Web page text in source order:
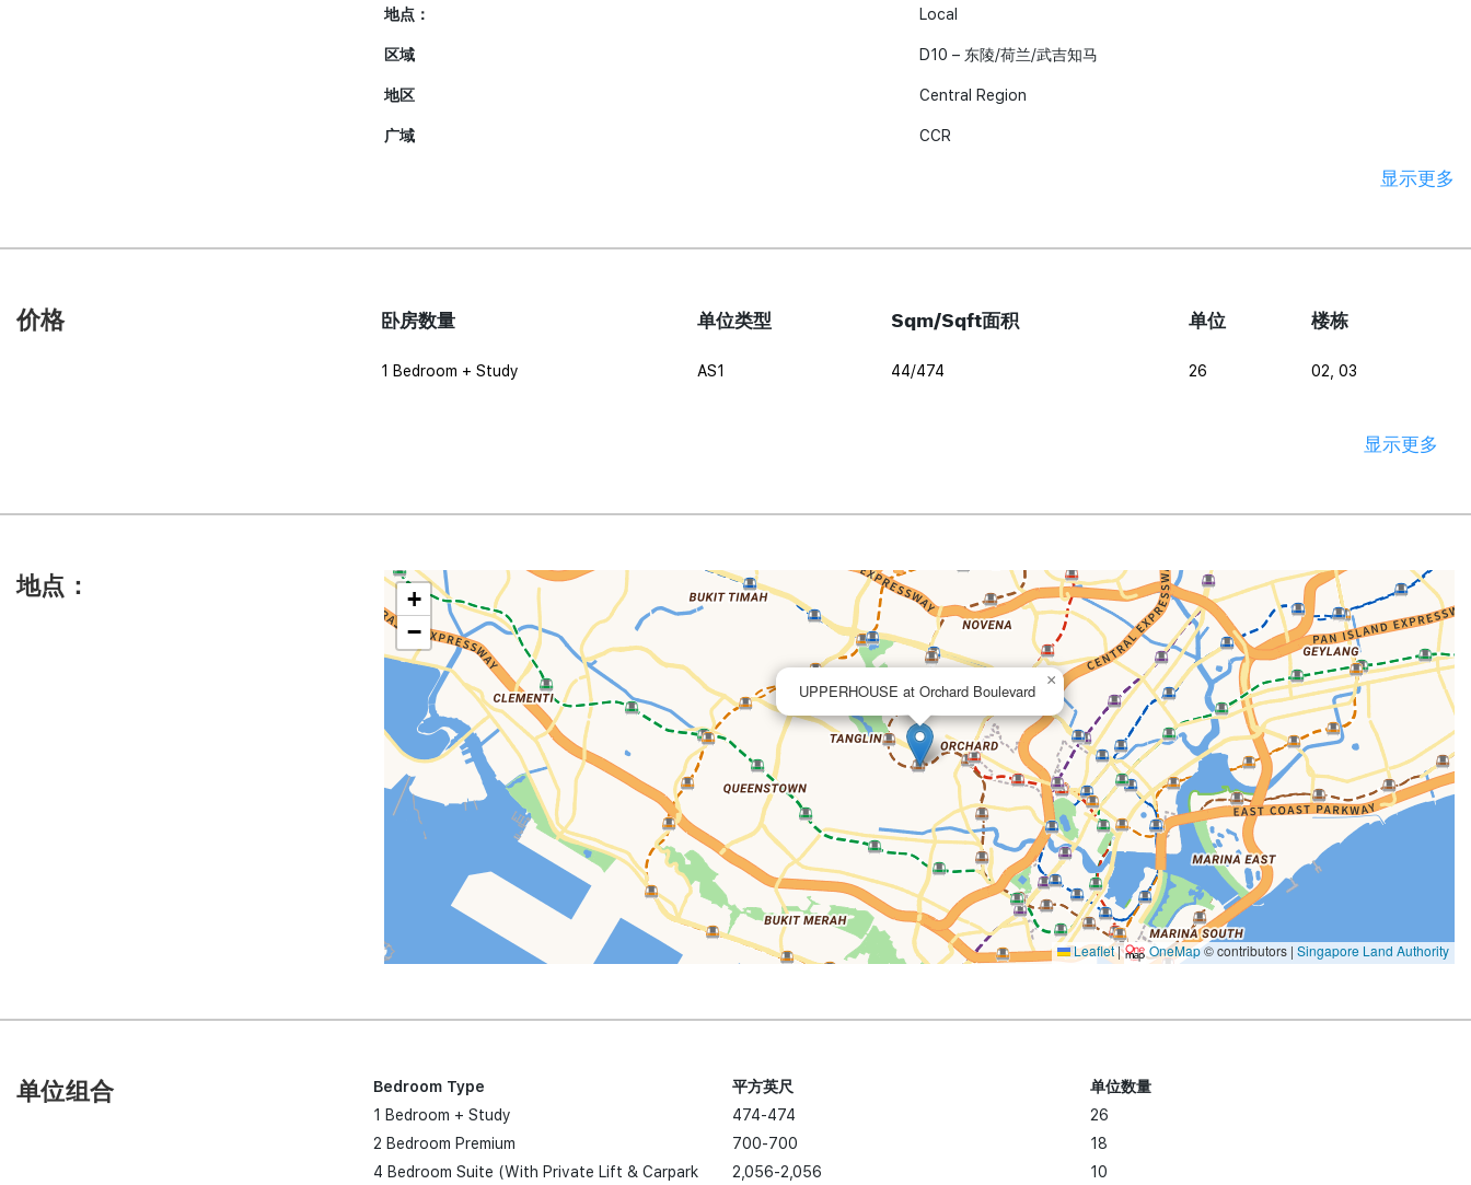
地点：
区域
地区
广域
Local
D10 – 东陵/荷兰/武吉知马
Central Region
CCR
显示更多
价格 卧房数量 单位类型 Sqm/Sqft面积 单位 楼栋
1 Bedroom + Study AS1 44/474 26 02, 03
显示更多
地点：
UPPERHOUSE at Orchard Boulevard
×
+
−
Leaflet| OneMap© contributors | Singapore Land Authority
单位组合
Bedroom Type
1 Bedroom + Study
2 Bedroom Premium
4 Bedroom Suite (With Private Lift & Carpark
平方英尺
474-474
700-700
2,056-2,056
单位数量
26
18
10